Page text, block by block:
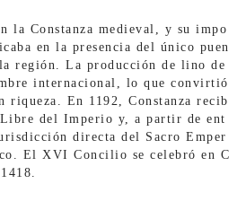
la Constanza medieval, y su impo
en la presencia del único puen
región. La producción de lino de
internacional, lo que convirtió
riqueza. En 1192, Constanza recib
del Imperio y, a partir de ent
directa del Sacro Emper
El XVI Concilio se celebró en C